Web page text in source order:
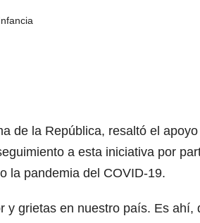
de la República, resaltó el
a esta iniciativa por
la pandemia del COVID-19.
y grietas en nuestro país. Es